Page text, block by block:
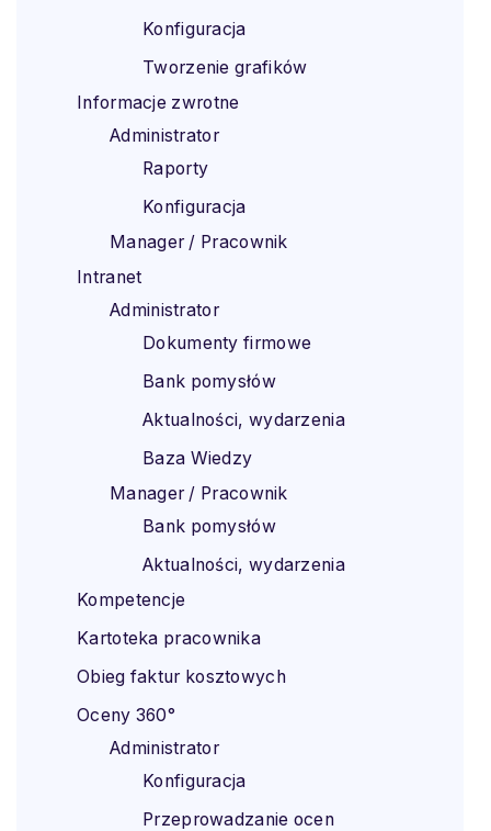
Konfiguracja
Tworzenie grafików
Informacje zwrotne
Administrator
Raporty
Konfiguracja
Manager / Pracownik
Intranet
Administrator
Dokumenty firmowe
Bank pomysłów
Aktualności, wydarzenia
Baza Wiedzy
Manager / Pracownik
Bank pomysłów
Aktualności, wydarzenia
Kompetencje
Kartoteka pracownika
Obieg faktur kosztowych
Oceny 360°
Administrator
Konfiguracja
Przeprowadzanie ocen